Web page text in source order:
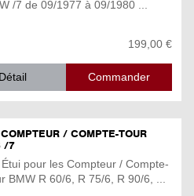
/7 de 09/1977 à 09/1980 ...
199,00 €
Détail
/ COMPTE-TOUR
/7
pour les Compteur / Compte-
BMW R 60/6, R 75/6, R 90/6, ...